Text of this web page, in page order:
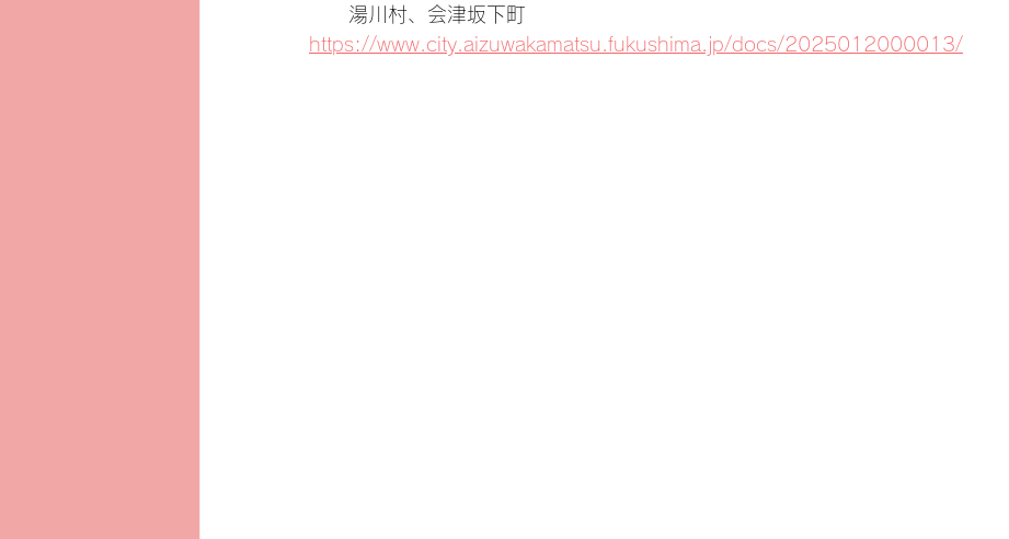
湯川村、会津坂下町
https://www.city.aizuwakamatsu.fukushima.jp/docs/2025012000013/